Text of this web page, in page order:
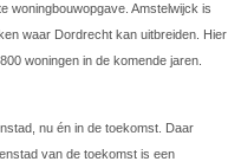
woningbouwopgave. Amstelwijck is
waar Dordrecht kan uitbreiden. Hier
woningen in de komende jaren.
nu én in de toekomst. Daar
van de toekomst is een